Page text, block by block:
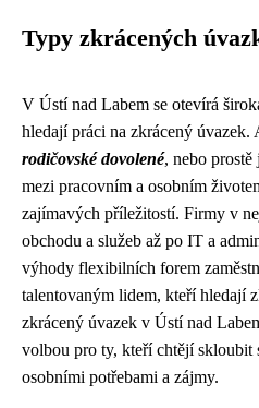
Typy zkrácených
V Ústí nad Labem se otevírá
hledají práci na zkrácený úvazek.
rodičovské dovolené, nebo prostě
mezi pracovním a osobním
zajímavých příležitostí. Firmy v
obchodu a služeb až po IT a
výhody flexibilních forem
talentovaným lidem, kteří hledají
zkrácený úvazek v Ústí nad
volbou pro ty, kteří chtějí skloubit
osobními potřebami a zájmy.